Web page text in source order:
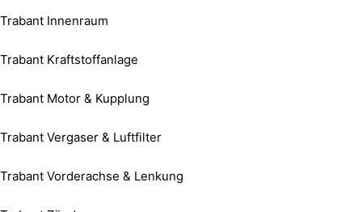
Trabant Innenraum
Trabant Kraftstoffanlage
Trabant Motor & Kupplung
Trabant Vergaser & Luftfilter
Trabant Vorderachse & Lenkung